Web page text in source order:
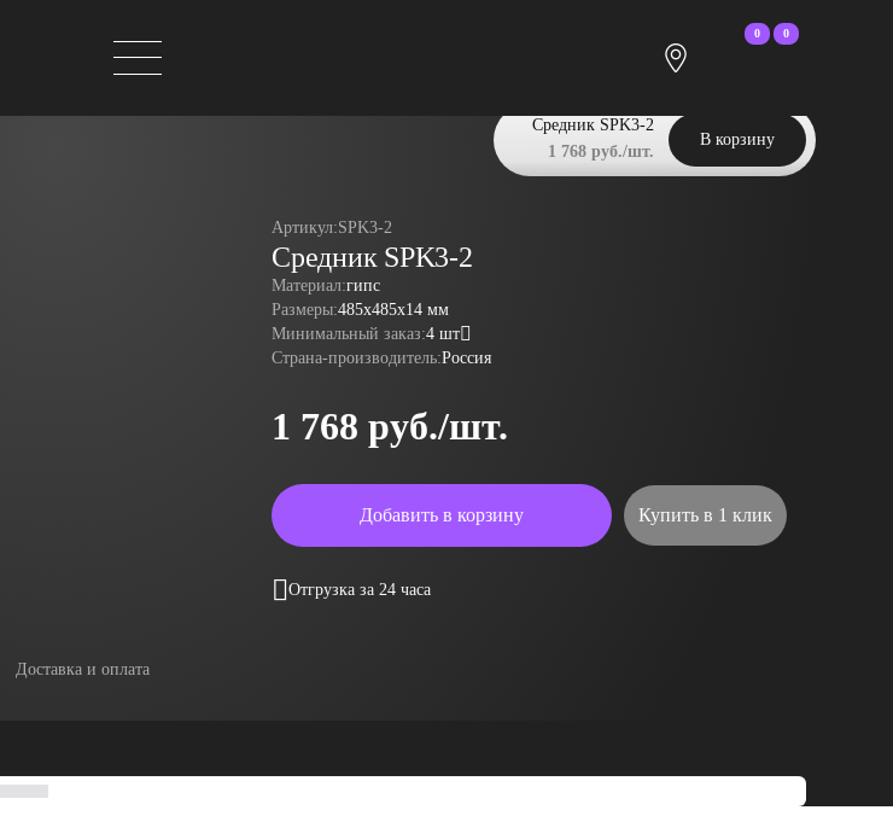
0 0
Артикул:SPK3-2
Средник SPK3-2
Материал:гипс
Размеры:485x485x14 мм
Минимальный заказ:4 шт
Страна-производитель:Россия
1 768 руб./шт.
Добавить в корзину Купить в 1 клик
Отгрузка за 24 часа
Средник SPK3-2
1 768 руб./шт.
В корзину
Доставка и оплата